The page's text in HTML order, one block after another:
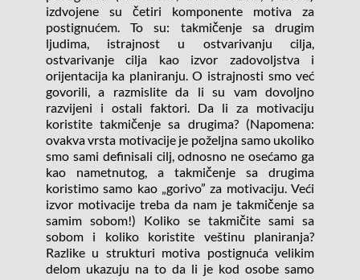
izdvojene su četiri komponente motiva za
postignućem. To su: takmičenje sa drugim
ljudima, istrajnost u ostvarivanju cilja,
ostvarivanje cilja kao izvor zadovoljstva i
orijentacija ka planiranju. O istrajnosti smo već
govorili, a razmislite da li su vam dovoljno
razvijeni i ostali faktori. Da li za motivaciju
koristite takmičenje sa drugima? (Napomena:
ovakva vrsta motivacije je poželjna samo ukoliko
smo sami definisali cilj, odnosno ne osećamo ga
kao nametnutog, a takmičenje sa drugima
koristimo samo kao „gorivo” za motivaciju. Veći
izvor motivacije treba da nam je takmičenje sa
samim sobom!) Koliko se takmičite sami sa
sobom i koliko koristite veštinu planiranja?
Razlike u strukturi motiva postignuća velikim
delom ukazuju na to da li je kod osobe samo